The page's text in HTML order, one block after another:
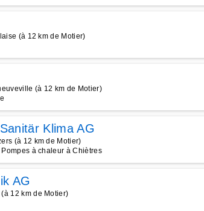
(à 12 km de Motier)
(à 12 km de Motier)
Klima AG
(à 12 km de Motier)
à chaleur à Chiètres
AG
12 km de Motier)